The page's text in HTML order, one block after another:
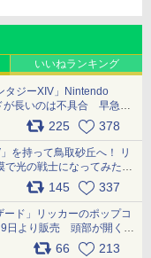
いいねランキング
タジーXIV」Nintendo
が長いのは不具合 早急に
よう対応中225 378
を持って鳥取砂丘へ！ リ
で光の戦士になってみた
145 337
ード」リッカーのポップコ
9日より販売 頭部が開く仕
のう「味噌フレーバー」
66 213